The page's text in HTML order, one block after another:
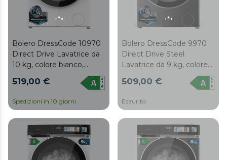
Bolero DressCode 10970
Direct Drive Lavatrice da
10 kg, colore bianco,
Direct Drive e 1400
display FullColor, porta
XXL e funzione vapore
SteamMax, Spa Care, Soil
Level, Delay End, My Fav,
luce interna, Drum Clean
519,00 €
Spedizioni in 10 giorni
Bolero DressCode 9970
Direct Drive Steel
Lavatrice da 9 kg, colore
motore Direct Drive e
programmi, display
FullColor, porta XXL e
funzione vapore
SteamMax, Spa Care, Soil
Level, Delay End, My Fav,
509,00 €
Esaurito